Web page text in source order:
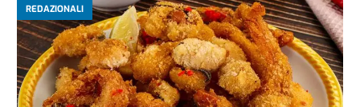
REDAZIONALI